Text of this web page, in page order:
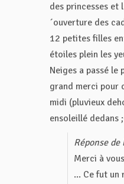
des princesses et
´ouverture des
12 petites filles
étoiles plein les
Neiges a passé le
grand merci pour
midi (pluvieux
ensoleillé dedans
Réponse
Merci à
... Ce fut un